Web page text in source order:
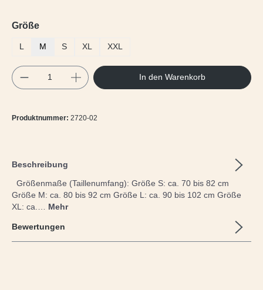
Größeauswählen
L M S XL XXL
Produkt Anzahl: Gib den gewünschten
In den Warenkorb
Produktnummer: 2720-02
Beschreibung
Größenmaße (Taillenumfang): Größe S: ca. 70 bis 82 cm
Größe M: ca. 80 bis 92 cm Größe L: ca. 90 bis 102 cm Größe
XL: ca.… Mehr
Bewertungen